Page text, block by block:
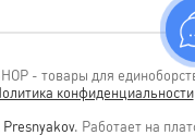
- товары для
конфиденциальности
. Работает на